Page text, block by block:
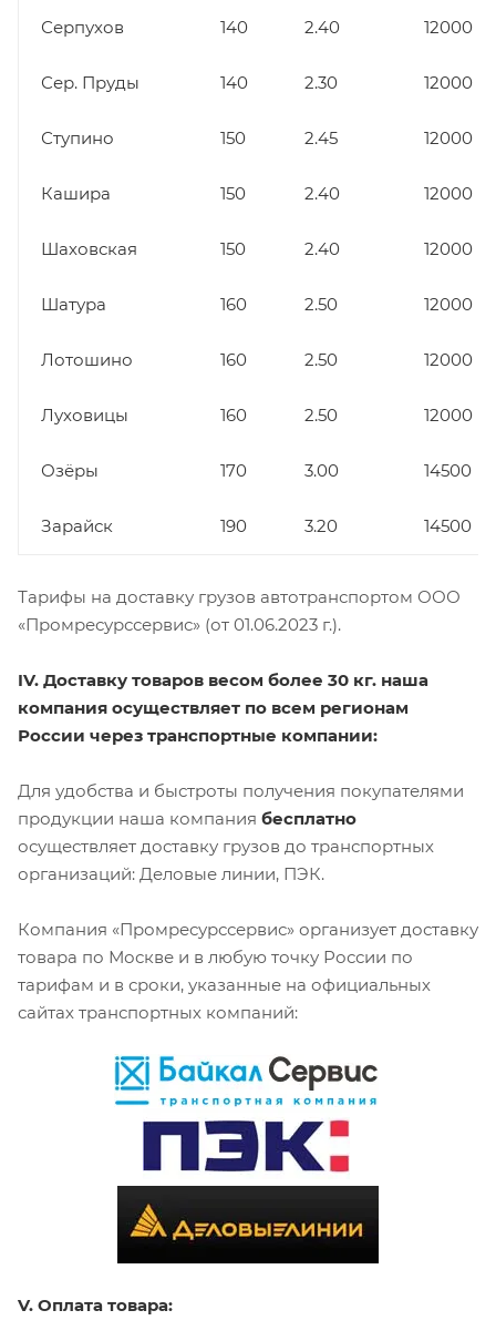
Серпухов 140 2.40 12000
Сер. Пруды 140 2.30 12000
Ступино 150 2.45 12000
Кашира 150 2.40 12000
Шаховская 150 2.40 12000
Шатура 160 2.50 12000
Лотошино 160 2.50 12000
Луховицы 160 2.50 12000
Озёры 170 3.00 14500
Зарайск 190 3.20 14500
Тарифы на доставку грузов автотранспортом ООО
«Промресурссервис» (от 01.06.2023 г.).
IV. Доставку товаров весом более 30 кг. наша
компания осуществляет по всем регионам
России через транспортные компании:
Для удобства и быстроты получения покупателями
продукции наша компания бесплатно
осуществляет доставку грузов до транспортных
организаций: Деловые линии, ПЭК.
Компания «Промресурссервис» организует доставку
товара по Москве и в любую точку России по
тарифам и в сроки, указанные на официальных
сайтах транспортных компаний:
V. Оплата товара: